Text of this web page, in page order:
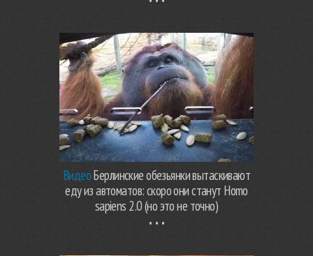
ВидеоБерлинские обезьянки вытаскивают
еду из автоматов: скоро они станут Homo
sapiens 2.0 (но это не точно)